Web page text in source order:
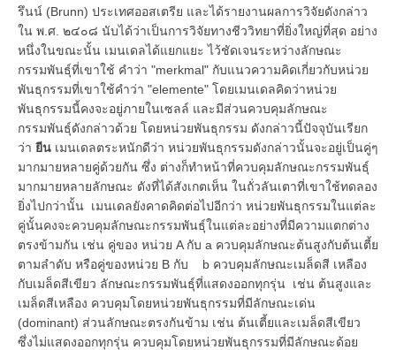
รึนน์ (Brunn) ประเทศออสเตรีย และได้รายงานผลการวิจัยดังกล่าว
ใน พ.ศ. ๒๔๐๘ นับได้ว่าเป็นการวิจัยทางชีววิทยาที่ยิ่งใหญ่ที่สุด อย่าง
หนึ่งในขณะนั้น เมนเดลได้แยกแยะ ไว้ชัดเจนระหว่างลักษณะ
กรรมพันธุ์ที่เขาใช้ คำว่า "merkmal" กับแนวความคิดเกี่ยวกับหน่วย
พันธุกรรมที่เขาใช้คำว่า "elemente" โดยเมนเดลคิดว่าหน่วย
พันธุกรรมนี้คงจะอยู่ภายในเซลล์ และมีส่วนควบคุมลักษณะ
กรรมพันธุ์ดังกล่าวด้วย โดยหน่วยพันธุกรรม ดังกล่าวนี้ปัจจุบันเรียก
ว่า ยีน เมนเดลตระหนักดีว่า หน่วยพันธุกรรมดังกล่าวนั้นจะอยู่เป็นคู่ๆ
มากมายหลายคู่ด้วยกัน ซึ่ง ต่างก็ทำหน้าที่ควบคุมลักษณะกรรมพันธุ์
มากมายหลายลักษณะ ดังที่ได้สังเกตเห็น ในถั่วลันเตาที่เขาใช้ทดลอง
ยิ่งไปกว่านั้น เมนเดลยังคาดคิดต่อไปอีกว่า หน่วยพันธุกรรมในแต่ละ
คู่นั้นคงจะควบคุมลักษณะกรรมพันธุ์ในแต่ละอย่างที่มีความแตกต่าง
ตรงข้ามกัน เช่น คู่ของ หน่วย A กับ a ควบคุมลักษณะต้นสูงกับต้นเตี้ย
ตามลำดับ หรือคู่ของหน่วย B กับ b ควบคุมลักษณะเมล็ดสี เหลือง
กับเมล็ดสีเขียว ลักษณะกรรมพันธุ์ที่แสดงออกทุกรุ่น เช่น ต้นสูงและ
เมล็ดสีเหลือง ควบคุมโดยหน่วยพันธุกรรมที่มีลักษณะเด่น
(dominant) ส่วนลักษณะตรงกันข้าม เช่น ต้นเตี้ยและเมล็ดสีเขียว
ซึ่งไม่แสดงออกทุกรุ่น ควบคุมโดยหน่วยพันธุกรรมที่มีลักษณะด้อย